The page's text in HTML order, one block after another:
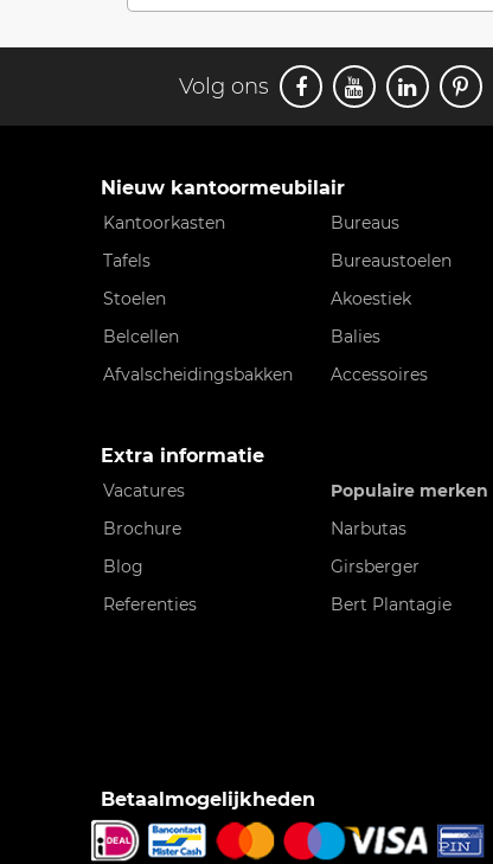
Volg ons
Nieuw kantoormeubilair
Kantoorkasten
Bureaus
Tafels
Bureaustoelen
Stoelen
Akoestiek
Belcellen
Balies
Afvalscheidingsbakken
Accessoires
Extra informatie
Vacatures
Populaire merken
Brochure
Narbutas
Blog
Girsberger
Referenties
Bert Plantagie
Betaalmogelijkheden